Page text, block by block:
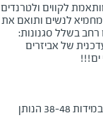
במידות 42 ומעלה ומותאמת לקווים ולטרנדים
לנשים ותואם את
רחב בשלל סגנונות:
של אביזרים
ים!!!
- מציעה קו אופנתי עכשווי, נוח וטרנדי לנשים במידות 38-48 הנותן